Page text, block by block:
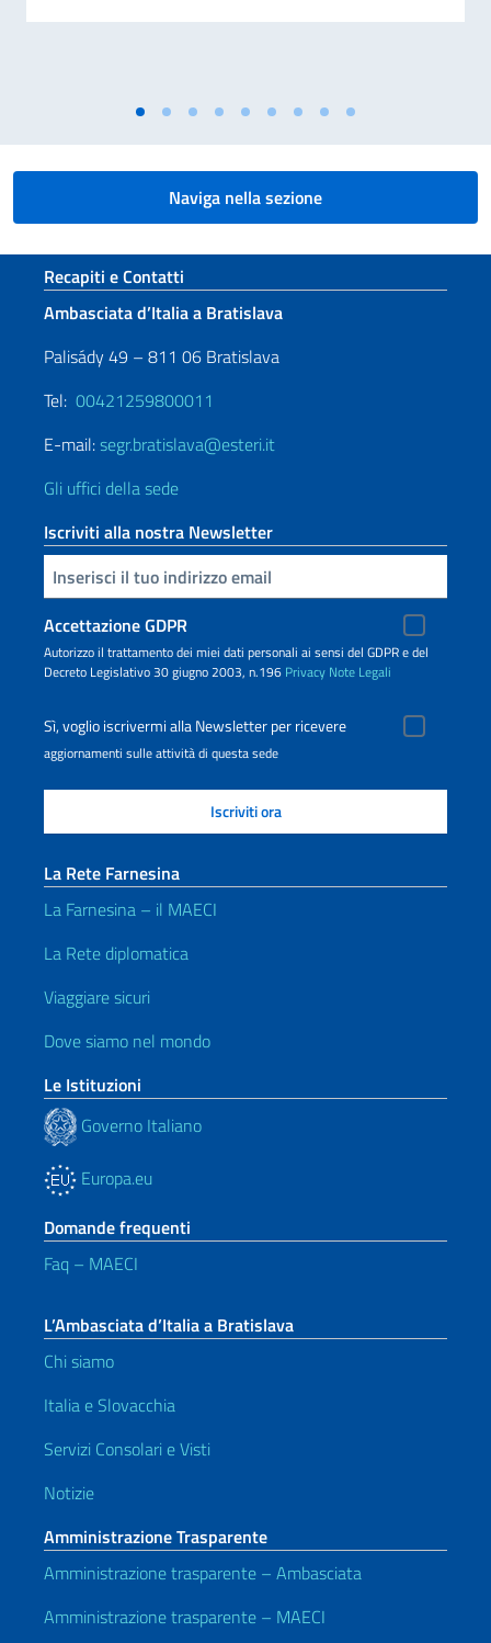
Naviga nella sezione
Sezione footer
Recapiti e Contatti
Ambasciata d’Italia a Bratislava
Palisády 49 – 811 06 Bratislava
Tel: 00421259800011
E-mail:segr.bratislava@esteri.it
Gli uffici della sede
Iscriviti alla nostra Newsletter
Inserisci la tua email
Accettazione GDPR
Autorizzo il trattamento dei miei dati personali ai sensi del GDPR e del
Decreto Legislativo 30 giugno 2003, n.196 Privacy Note Legali
Sì, voglio iscrivermi alla Newsletter per ricevere
aggiornamenti sulle attività di questa sede
La Rete Farnesina
La Farnesina – il MAECI
La Rete diplomatica
Viaggiare sicuri
Dove siamo nel mondo
Le Istituzioni
Governo Italiano
Europa.eu
Domande frequenti
Faq – MAECI
L’Ambasciata d’Italia a Bratislava
Chi siamo
Italia e Slovacchia
Servizi Consolari e Visti
Notizie
Amministrazione Trasparente
Amministrazione trasparente – Ambasciata
Amministrazione trasparente – MAECI